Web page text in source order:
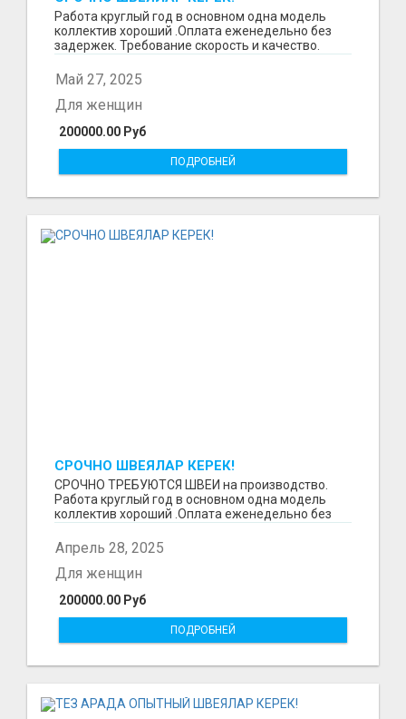
Работа круглый год в основном одна модель
коллектив хороший .Оплата еженедельно без
задержек. Требование скорость и качество.
Май 27, 2025
200000.00 Руб
Для женщин
ПОДРОБНЕЙ
СРОЧНО ШВЕЯЛАР КЕРЕК!
СРОЧНО ТРЕБУЮТСЯ ШВЕИ на производство.
Работа круглый год в основном одна модель
коллектив хороший .Оплата еженедельно без
задержек. Требова...
Апрель 28, 2025
200000.00 Руб
Для женщин
ПОДРОБНЕЙ